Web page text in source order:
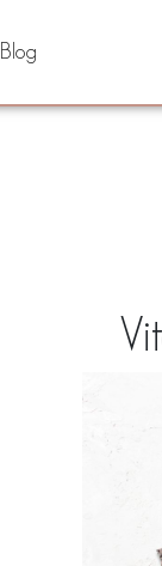
Blog